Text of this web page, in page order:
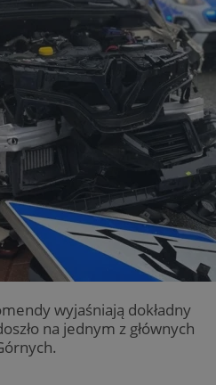
wyjaśniają dokładny
na jednym z głównych